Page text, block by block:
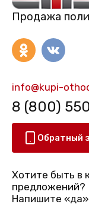
Продажа
info@kupi-
8 (800)
Обратный
Хотите быть в
предложений?
Напишите «да»